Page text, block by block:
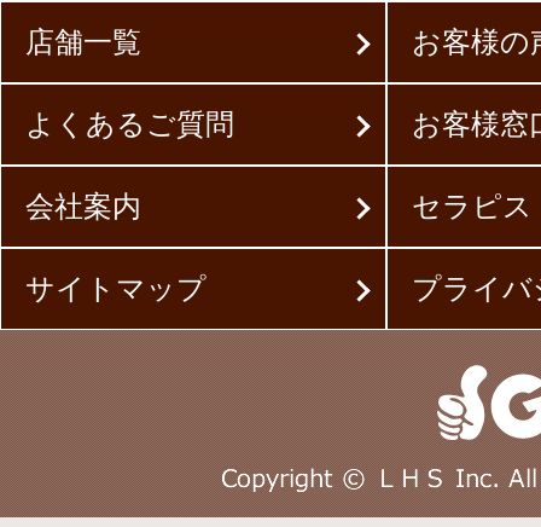
店舗一覧 お客様の
よくあるご質問 お客様窓
会社案内 セラピス
サイトマップ プライ